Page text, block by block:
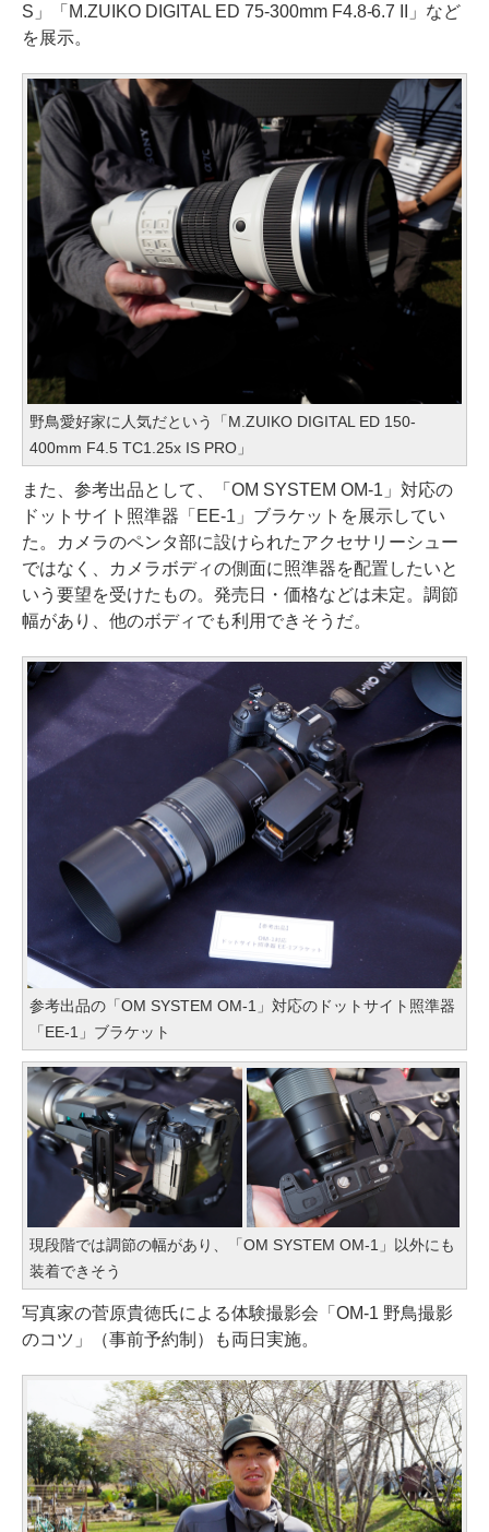
S」「M.ZUIKO DIGITAL ED 75-300mm F4.8-6.7 II」など
を展示。
野鳥愛好家に人気だという「M.ZUIKO DIGITAL ED 150-
400mm F4.5 TC1.25x IS PRO」
また、参考出品として、「OM SYSTEM OM-1」対応の
ドットサイト照準器「EE-1」ブラケットを展示してい
た。カメラのペンタ部に設けられたアクセサリーシュー
ではなく、カメラボディの側面に照準器を配置したいと
いう要望を受けたもの。発売日・価格などは未定。調節
幅があり、他のボディでも利用できそうだ。
参考出品の「OM SYSTEM OM-1」対応のドットサイト照準器
「EE-1」ブラケット
現段階では調節の幅があり、「OM SYSTEM OM-1」以外にも
装着できそう
写真家の菅原貴徳氏による体験撮影会「OM-1 野鳥撮影
のコツ」（事前予約制）も両日実施。